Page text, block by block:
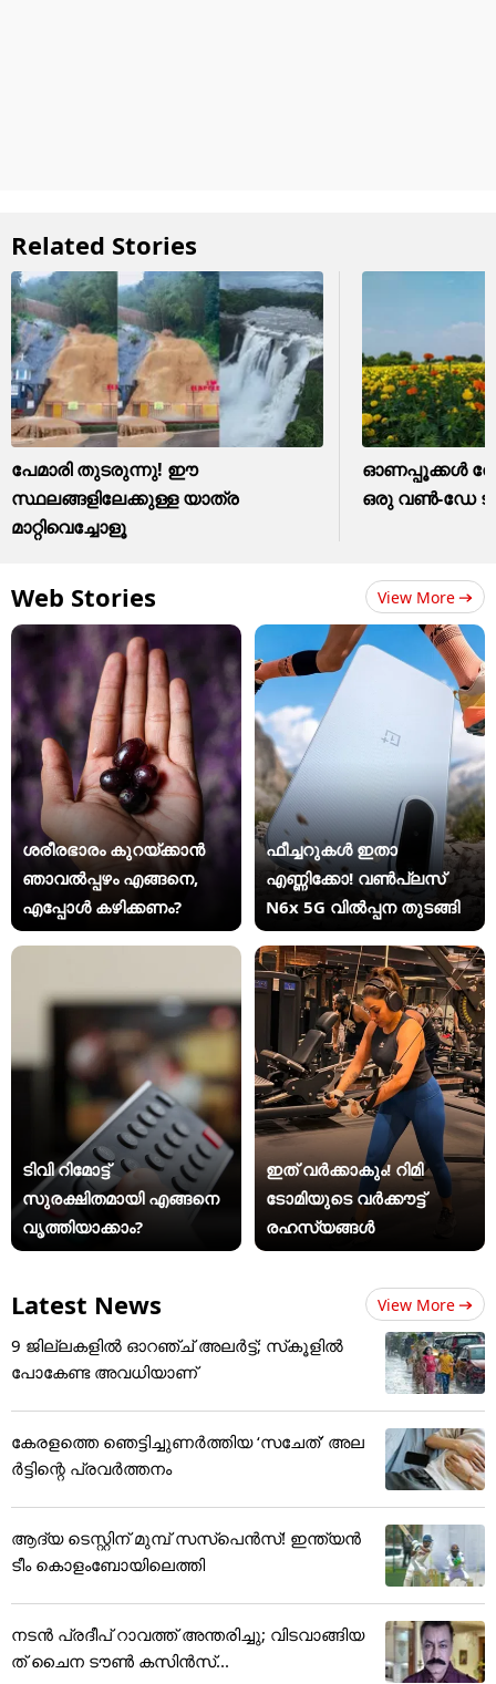
Related Stories
പേമാരി തുടരുന്നു! ഈ
സ്ഥലങ്ങളിലേക്കുള്ള യാത്ര
മാറ്റിവെച്ചോളൂ
ഓണപ്പൂക്കൾ
ഒരു വൺ-ഡേ
Web Stories View More
ശരീരഭാരം കുറയ്ക്കാൻ
ഞാവൽപ്പഴം എങ്ങനെ,
എപ്പോൾ കഴിക്കണം?
ഫീച്ചറുകൾ ഇതാ
എണ്ണിക്കോ! വൺപ്ലസ്
N6x 5G വിൽപ്പന തുടങ്ങി
ടിവി റിമോട്ട്
സുരക്ഷിതമായി എങ്ങനെ
വൃത്തിയാക്കാം?
ഇത് വർക്കാകും! റിമി
ടോമിയുടെ വർക്കൗട്ട്
രഹസ്യങ്ങൾ
Latest News View More
9 ജില്ലകളില്‍ ഓറഞ്ച് അലര്‍ട്ട്; സ്‌കൂളില്‍
പോകേണ്ട അവധിയാണ്‌
കേരളത്തെ ഞെട്ടിച്ചുണർത്തിയ ‘സചേത്’ അ‌ല
ർട്ടിന്റെ പ്രവർത്തനം
ആദ്യ ടെസ്റ്റിന് മുമ്പ് സസ്‌പെന്‍സ്! ഇന്ത്യന്‍
ടീം കൊളംബോയിലെത്തി
നടൻ പ്രദീപ് റാവത്ത് അന്തരിച്ചു; വിടവാങ്ങിയ
ത് ചൈന ടൗൺ കസിൻസ്...